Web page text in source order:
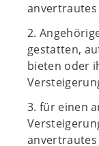
anvertrautes
2.
gestatten,
bieten oder
3. für einen
anvertrautes